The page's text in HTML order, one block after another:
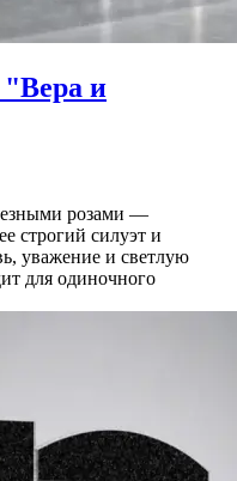
и
розами —
строгий силуэт и
уважение и светлую
для одиночного